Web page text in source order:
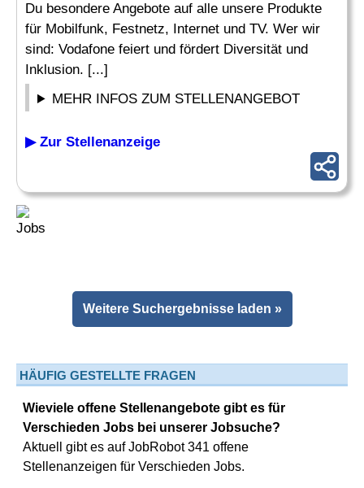
Du besondere Angebote auf alle unsere Produkte
für Mobilfunk, Festnetz, Internet und TV. Wer wir
sind: Vodafone feiert und fördert Diversität und
Inklusion. [...]
MEHR INFOS ZUM STELLENANGEBOT
▶ Zur Stellenanzeige
Weitere Suchergebnisse laden »
HÄUFIG GESTELLTE FRAGEN
Wieviele offene Stellenangebote gibt es für
Verschieden Jobs bei unserer Jobsuche?
Aktuell gibt es auf JobRobot 341 offene
Stellenanzeigen für Verschieden Jobs.